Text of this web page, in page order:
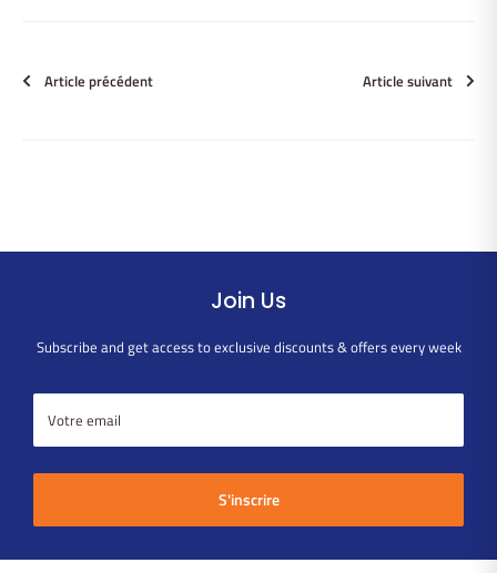
Article précédent Article suivant
Join Us
Subscribe and get access to exclusive discounts & offers every week
Votre email
S'inscrire